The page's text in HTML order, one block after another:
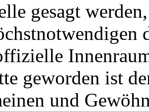
gesagt
geworden ist
und